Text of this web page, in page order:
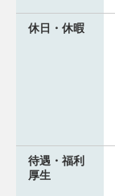
休日・休暇
待遇・福利
厚生